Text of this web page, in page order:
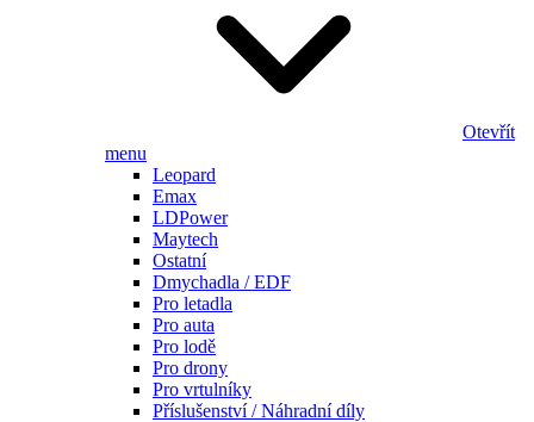
Otevřít
menu
Leopard
Emax
LDPower
Maytech
Ostatní
Dmychadla / EDF
Pro letadla
Pro auta
Pro lodě
Pro drony
Pro vrtulníky
Příslušenství / Náhradní díly